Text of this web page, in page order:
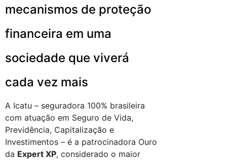
mecanismos de proteção
financeira em uma
sociedade que viverá
cada vez mais
A Icatu – seguradora 100% brasileira
com atuação em Seguro de Vida,
Previdência, Capitalização e
Investimentos – é a patrocinadora Ouro
da Expert XP, considerado o maior